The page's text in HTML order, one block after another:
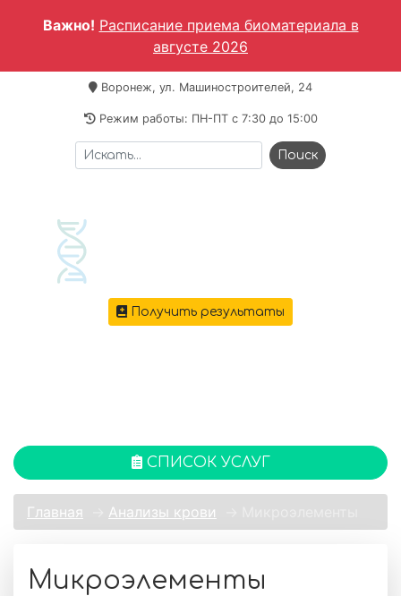
Важно! Расписание приема биоматериала в
августе 2026
Воронеж, ул. Машиностроителей, 24
Режим работы: ПН-ПТ c 7:30 до 15:00
Получить результаты
СПИСОК УСЛУГ
Главная Анализы крови
Микроэлементы